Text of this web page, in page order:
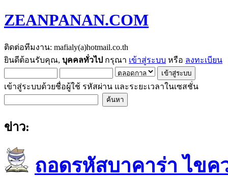
ZEANPANAN.COM
ติดต่อทีมงาน: mafialy(a)hotmail.co.th
ยินดีต้อนรับคุณ, บุคคลทั่วไป กรุณา เข้าสู่ระบบ หรือ ลงทะเบียน
เข้าสู่ระบบด้วยชื่อผู้ใช้ รหัสผ่าน และระยะเวลาในเซสชั่น
ข่าว:
ถอดรหัสบาคาร่า ไขค